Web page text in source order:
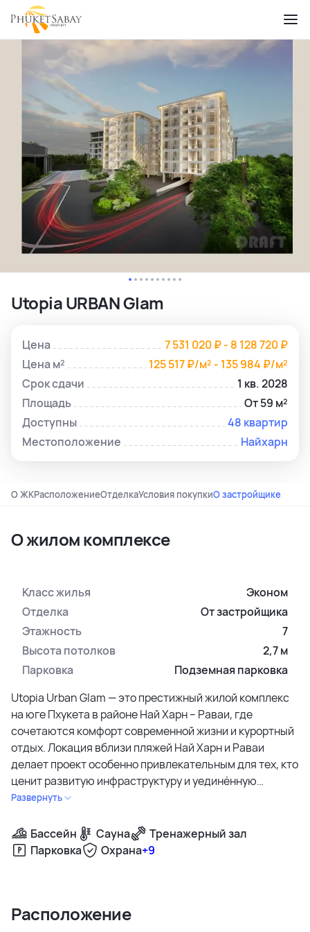
Utopia URBAN Glam
Цена
7 531 020 ₽ - 8 128 720 ₽
Цена м²
125 517 ₽/м² - 135 984 ₽/м²
Срок сдачи
1 кв. 2028
Площадь
От 59 м²
Доступны
48 квартир
Местоположение
Найхарн
О ЖКРасположениеОтделкаУсловия покупкиО застройщике
О жилом комплексе
Класс жилья
Эконом
Отделка
От застройщика
Этажность
7
Высота потолков
2,7 м
Парковка
Подземная парковка
Utopia Urban Glam — это престижный жилой комплекс
на юге Пхукета в районе Най Харн – Раваи, где
сочетаются комфорт современной жизни и курортный
отдых. Локация вблизи пляжей Най Харн и Раваи
делает проект особенно привлекательным для тех, кто
ценит развитую инфраструктуру и уединённую
атмосферу.
Жилой комплекс включает два корпуса — Glam и Lux.
Каждое здание насчитывает по семь этажей и
двухкомнатные апартаменты около 60 м². Все
Развернуть
Бассейн Сауна
Тренажерный зал
Парковка
Охрана+9
Расположение